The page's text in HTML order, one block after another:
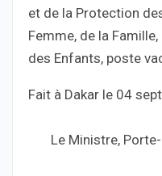
et de la Protection
Femme, de la
des Enfants, poste
Fait à Dakar le 04
Le Ministre, Porte-